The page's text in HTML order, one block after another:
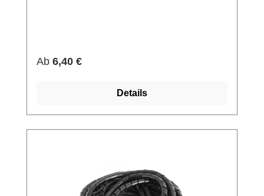
Regulärer Preis:
Ab 6,40 €
Details